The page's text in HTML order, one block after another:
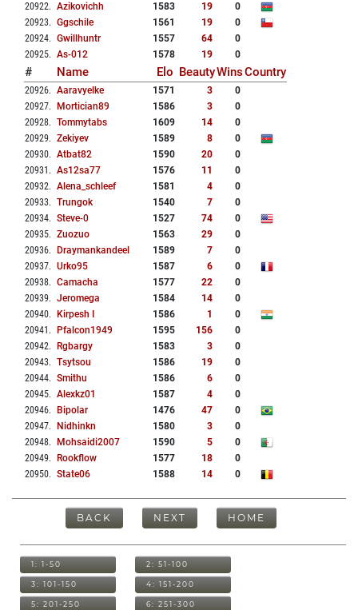
20922. Azikovichh 1583 19
0
20923. Ggschile 1561 19
0
20924. Gwillhuntr 1557 64
0
20925. As-012 1578 19 0
# Name Elo BeautyWinsCountry
20926. Aaravyelke 1571 3
0
20927. Mortician89 1586 3
0
20928. Tommytabs 1609 14
0
20929. Zekiyev 1589 8
0
20930. Atbat82 1590 20
0
20931 . As12sa77 1576 11
0
20932. Alena_schleef 1581 4
0
20933. Trungok 1540 7
0
20934. Steve-0 1527 74
0
20935. Zuozuo 1563 29
0
20936. Draymankandeel 1589 7
0
20937. Urko95 1587 6
0
20938. Camacha 1577 22
0
20939. Jeromega 1584 14
0
20940. Kirpesh I 1586 1
0
20941 . Pfalcon1949 1595 156
0
20942. Rgbargy 1583 3
0
20943. Tsytsou 1586 19
0
20944. Smithu 1586 6
0
20945. Alexkz01 1587 4
0
20946. Bipolar 1476 47
0
20947. Nidhinkn 1580 3
0
20948. Mohsaidi2007 1590 5
0
20949. Rookflow 1577 18
0
20950. State06 1588 14 0
BACK NEXT HOME
1: 1-50 2: 51-100
3: 101-150 4: 151-200
5: 201-250 6: 251-300